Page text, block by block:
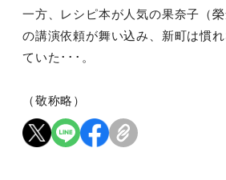
一方、レシピ本が人気の果奈子（
の講演依頼が舞い込み、新町は慣
ていた･･･。
（敬称略）